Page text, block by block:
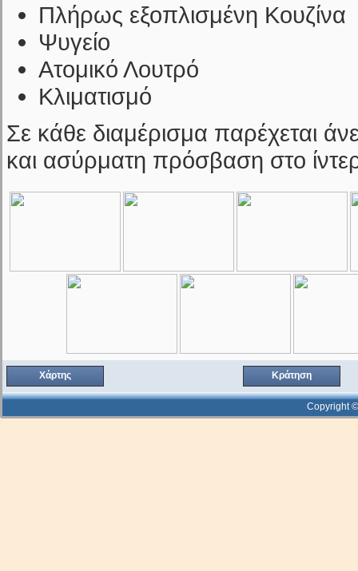
Πλήρως εξοπλισμένη Κουζίνα
Ψυγείο
Ατομικό Λουτρό
Κλιματισμό
Σε κάθε διαμέρισμα παρέχεται
και ασύρματη πρόσβαση στο
Χάρτης Κράτηση
Copyright